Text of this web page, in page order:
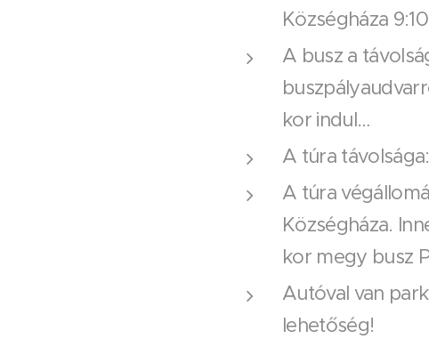
Községháza
A busz a
kor indul…
A túra
A túra
Községháza.
kor megy busz
Autóval van
lehetőség!